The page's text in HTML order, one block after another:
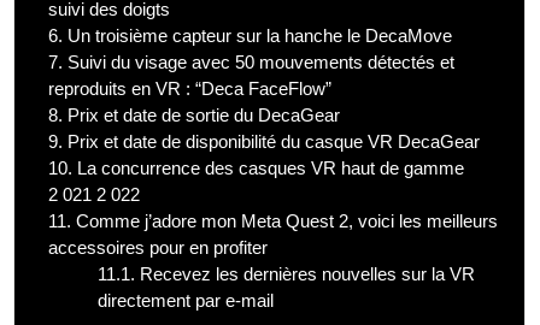
suivi des doigts
6. Un troisième capteur sur la hanche le DecaMove
7. Suivi du visage avec 50 mouvements détectés et
reproduits en VR : “Deca FaceFlow”
8. Prix et date de sortie du DecaGear
9. Prix et date de disponibilité du casque VR DecaGear
10. La concurrence des casques VR haut de gamme
2 021 2 022
11. Comme j’adore mon Meta Quest 2, voici les meilleurs
accessoires pour en profiter
11.1. Recevez les dernières nouvelles sur la VR
directement par e-mail